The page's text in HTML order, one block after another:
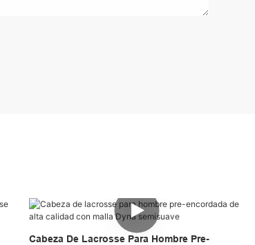
Cabeza De Lacrosse Para Hombre Pre-